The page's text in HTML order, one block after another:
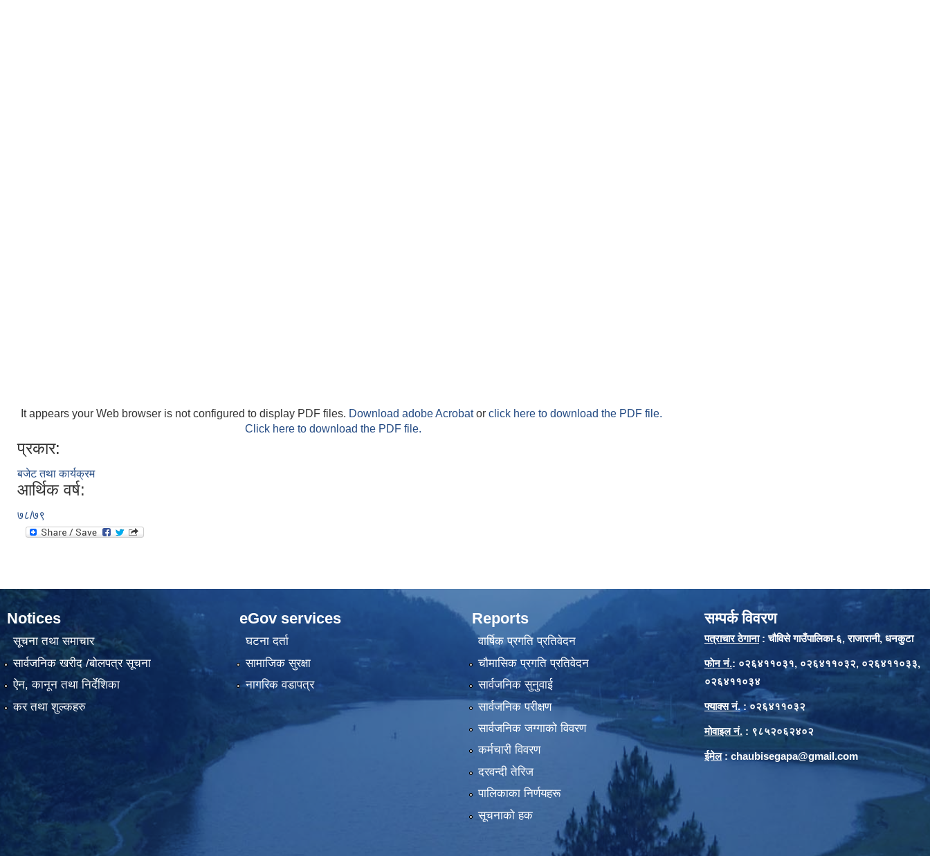
It appears your Web browser is not configured to display PDF files. Download adobe Acrobator click here to download the PDF file.
Click here to download the PDF file.
प्रकार:
बजेट तथा कार्यक्रम
आर्थिक वर्ष:
७८/७९
Notices
सूचना तथा समाचार
सार्वजनिक खरीद /बोलपत्र सूचना
ऐन, कानून तथा निर्देशिका
कर तथा शुल्कहरु
eGov services
घटना दर्ता
सामाजिक सुरक्षा
नागरिक वडापत्र
Reports
वार्षिक प्रगति प्रतिवेदन
चौमासिक प्रगति प्रतिवेदन
सार्वजनिक सुनुवाई
सार्वजनिक परीक्षण
सार्वजनिक जग्गाको विवरण
कर्मचारी विवरण
दरवन्दी तेरिज
पालिकाका निर्णयहरू
सूचनाको हक
सम्पर्क विवरण
पत्राचार ठेगाना: चौविसे गाउँपालिका-६, राजारानी, धनकुटा
फाेन नं.: ०२६४११०३१, ०२६४११०३२, ०२६४११०३३,
०२६४११०३४
फ्याक्स नं.: ०२६४११०३२
मोवाइल नं. : ९८५२०६२४०२
ईमेल: chaubisegapa@gmail.com